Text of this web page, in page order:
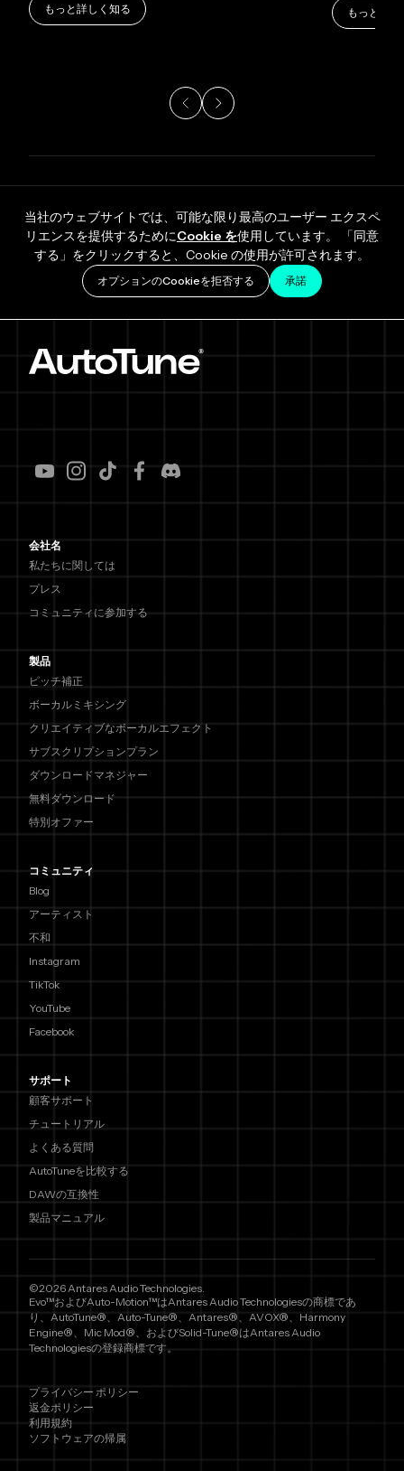
もっと詳しく知る
もっと詳
当社のウェブサイトでは、可能な限り最高のユーザー エクスペ
リエンスを提供するためにCookie を使用しています。 「同意
する」をクリックすると、Cookie の使用が許可されます。
オプションのCookieを拒否する 承諾
会社名
私たちに関しては
プレス
コミュニティに参加する
製品
ピッチ補正
ボーカルミキシング
クリエイティブなボーカルエフェクト
サブスクリプションプラン
ダウンロードマネジャー
無料ダウンロード
特別オファー
コミュニティ
Blog
アーティスト
不和
Instagram
TikTok
YouTube
Facebook
サポート
顧客サポート
チュートリアル
よくある質問
AutoTuneを比較する
DAWの互換性
製品マニュアル
©2026 Antares Audio Technologies.
Evo™およびAuto-Motion™はAntares Audio Technologiesの商標であ
り、AutoTune®、Auto-Tune®、Antares®、AVOX®、Harmony
Engine®、Mic Mod®、およびSolid-Tune®はAntares Audio
Technologiesの登録商標です。
プライバシー ポリシー
返金ポリシー
利用規約
ソフトウェアの帰属